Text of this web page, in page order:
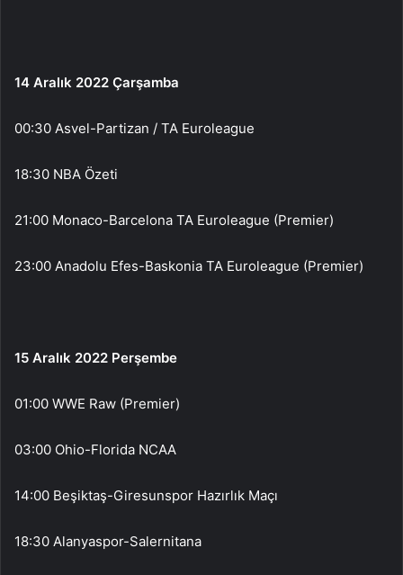
14 Aralık 2022 Çarşamba
00:30 Asvel-Partizan / TA Euroleague
18:30 NBA Özeti
21:00 Monaco-Barcelona TA Euroleague (Premier)
23:00 Anadolu Efes-Baskonia TA Euroleague (Premier)
15 Aralık 2022 Perşembe
01:00 WWE Raw (Premier)
03:00 Ohio-Florida NCAA
14:00 Beşiktaş-Giresunspor Hazırlık Maçı
18:30 Alanyaspor-Salernitana